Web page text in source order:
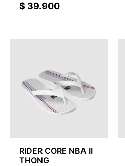
$ 39.900
RIDER CORE NBA II
THONG